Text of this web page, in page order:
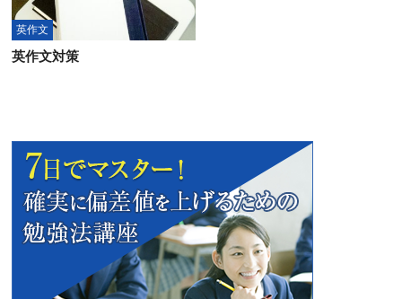
英作文
英作文対策